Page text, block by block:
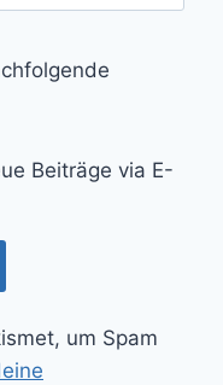
Beiträge via E-
um Spam